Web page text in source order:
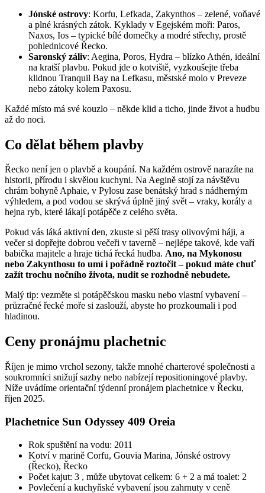
Jónské ostrovy: Korfu, Lefkada, Zakynthos – zelené, voňavé
a plné krásných zátok. Kyklady v Egejském moři: Paros,
Naxos, Ios – typické bílé domečky a modré střechy, prostě
pohlednicové Řecko.
Saronský záliv: Aegina, Poros, Hydra – blízko Athén, ideální
na kratší plavbu. Pokud jde o kotviště, vyzkoušejte třeba
klidnou Tranquil Bay na Lefkasu, městské molo v Preveze
nebo zátoky kolem Paxosu.
Každé místo má své kouzlo – někde klid a ticho, jinde život a hudbu
až do noci.
Co dělat během plavby
Řecko není jen o plavbě a koupání. Na každém ostrově narazíte na
historii, přírodu i skvělou kuchyni. Na Aegině stojí za návštěvu
chrám bohyně Aphaie, v Pylosu zase benátský hrad s nádherným
výhledem, a pod vodou se skrývá úplně jiný svět – vraky, korály a
hejna ryb, které lákají potápěče z celého světa.
Pokud vás láká aktivní den, zkuste si pěší trasy olivovými háji, a
večer si dopřejte dobrou večeři v taverně – nejlépe takové, kde vaří
babička majitele a hraje tichá řecká hudba. Ano, na Mykonosu
nebo Zakynthosu to umí i pořádně roztočit – pokud máte chuť
zažít trochu nočního života, nudit se rozhodně nebudete.
Malý tip: vezměte si potápěčskou masku nebo vlastní vybavení –
průzračné řecké moře si zaslouží, abyste ho prozkoumali i pod
hladinou.
Ceny pronájmu plachetnic
Říjen je mimo vrchol sezony, takže mnohé charterové společnosti a
soukromníci snižují sazby nebo nabízejí repositioningové plavby.
Níže uvádíme orientační týdenní pronájem plachetnice v Řecku,
říjen 2025.
Plachetnice Sun Odyssey 409 Oreia
Rok spuštění na vodu: 2011
Kotví v marině Corfu, Gouvia Marina, Jónské ostrovy
(Řecko), Řecko
Počet kajut: 3 , může ubytovat celkem: 6 + 2 a má toalet: 2
Povlečení a kuchyňské vybavení jsou zahrnuty v ceně